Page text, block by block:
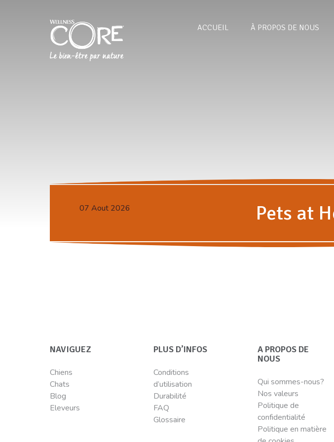
ACCUEIL À PROPOS DE NOUS
07 Aout 2026 Pets at
NAVIGUEZ
Chiens
Chats
Blog
Eleveurs
PLUS D’INFOS
Conditions
d’utilisation
Durabilité
FAQ
Glossaire
A PROPOS DE
NOUS
Qui sommes-nous?
Nos valeurs
Politique de
confidentialité
Politique en matière